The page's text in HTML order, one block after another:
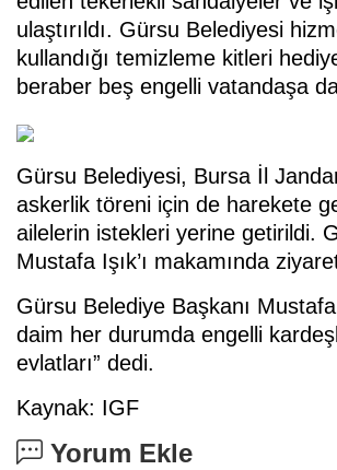
ulaştırıldı. Gürsu Belediyesi
kullandığı temizleme kitleri
beraber beş engelli vatandaşa
Gürsu Belediyesi, Bursa İl
askerlik töreni için de harekete
ailelerin istekleri yerine getirildi.
Mustafa Işık’ı makamında
Gürsu Belediye Başkanı
daim her durumda engelli
evlatları” dedi.
Kaynak: IGF
Yorum Ekle